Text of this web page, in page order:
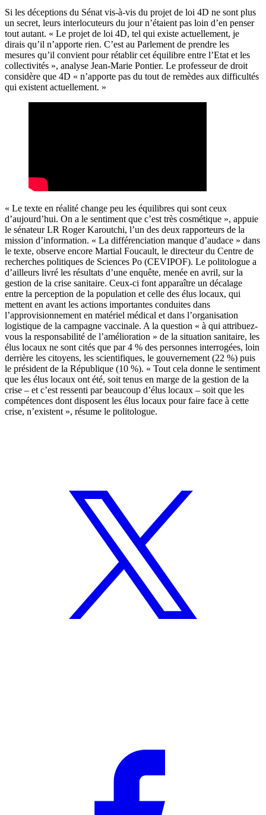
Si les déceptions du Sénat vis-à-vis du projet de loi 4D ne sont plus
un secret, leurs interlocuteurs du jour n’étaient pas loin d’en penser
tout autant. « Le projet de loi 4D, tel qui existe actuellement, je
dirais qu’il n’apporte rien. C’est au Parlement de prendre les
mesures qu’il convient pour rétablir cet équilibre entre l’Etat et les
collectivités », analyse Jean-Marie Pontier. Le professeur de droit
considère que 4D « n’apporte pas du tout de remèdes aux difficultés
qui existent actuellement. »
« Le texte en réalité change peu les équilibres qui sont ceux
d’aujourd’hui. On a le sentiment que c’est très cosmétique », appuie
le sénateur LR Roger Karoutchi, l’un des deux rapporteurs de la
mission d’information. « La différenciation manque d’audace » dans
le texte, observe encore Martial Foucault, le directeur du Centre de
recherches politiques de Sciences Po (CEVIPOF). Le politologue a
d’ailleurs livré les résultats d’une enquête, menée en avril, sur la
gestion de la crise sanitaire. Ceux-ci font apparaître un décalage
entre la perception de la population et celle des élus locaux, qui
mettent en avant les actions importantes conduites dans
l’approvisionnement en matériel médical et dans l’organisation
logistique de la campagne vaccinale. A la question « à qui attribuez-
vous la responsabilité de l’amélioration » de la situation sanitaire, les
élus locaux ne sont cités que par 4 % des personnes interrogées, loin
derrière les citoyens, les scientifiques, le gouvernement (22 %) puis
le président de la République (10 %). « Tout cela donne le sentiment
que les élus locaux ont été, soit tenus en marge de la gestion de la
crise – et c’est ressenti par beaucoup d’élus locaux – soit que les
compétences dont disposent les élus locaux pour faire face à cette
crise, n’existent », résume le politologue.